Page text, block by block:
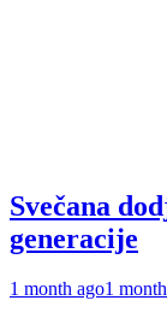
Svečana
generacije
1 month ago1